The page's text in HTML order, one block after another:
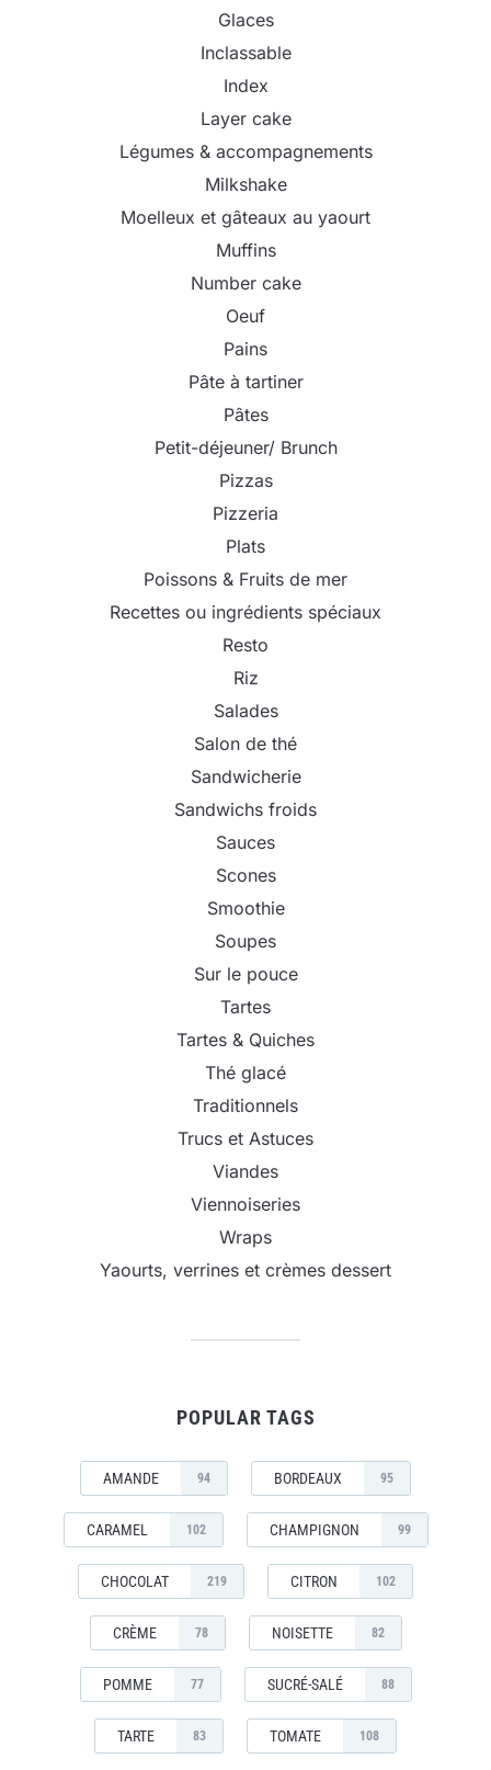
Glaces
Inclassable
Index
Layer cake
Légumes & accompagnements
Milkshake
Moelleux et gâteaux au yaourt
Muffins
Number cake
Oeuf
Pains
Pâte à tartiner
Pâtes
Petit-déjeuner/ Brunch
Pizzas
Pizzeria
Plats
Poissons & Fruits de mer
Recettes ou ingrédients spéciaux
Resto
Riz
Salades
Salon de thé
Sandwicherie
Sandwichs froids
Sauces
Scones
Smoothie
Soupes
Sur le pouce
Tartes
Tartes & Quiches
Thé glacé
Traditionnels
Trucs et Astuces
Viandes
Viennoiseries
Wraps
Yaourts, verrines et crèmes dessert
POPULAR TAGS
AMANDE 94 BORDEAUX 95
CARAMEL 102 CHAMPIGNON 99
CHOCOLAT 219 CITRON 102
CRÈME 78 NOISETTE 82
POMME 77 SUCRÉ-SALÉ 88
TARTE 83 TOMATE 108